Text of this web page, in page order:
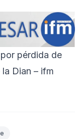
pérdida de
Dian – ifm